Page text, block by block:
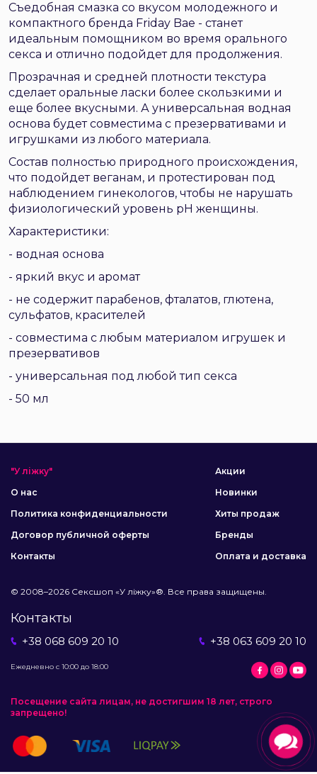
Съедобная смазка со вкусом молодежного и
компактного бренда Friday Bae - станет
идеальным помощником во время орального
секса и отлично подойдет для продолжения.
Прозрачная и средней плотности текстура
сделает оральные ласки более скользкими и
еще более вкусными. А универсальная водная
основа будет совместима с презервативами и
игрушками из любого материала.
Состав полностью природного происхождения,
что подойдет веганам, и протестирован под
наблюдением гинекологов, чтобы не нарушать
физиологический уровень рН женщины.
Характеристики:
- водная основа
- яркий вкус и аромат
- не содержит парабенов, фталатов, глютена,
сульфатов, красителей
- совместима с любым материалом игрушек и
презервативов
- универсальная под любой тип секса
- 50 мл
"У ліжку"
О нас
Политика конфиденциальности
Договор публичной оферты
Контакты
Акции
Новинки
Хиты продаж
Бренды
Оплата и доставка
© 2008–2026 Сексшоп «У ліжку»®. Все права защищены.
Контакты
+38 068 609 20 10 +38 063 609 20 10
Ежедневно с 10:00 до 18:00
Посещение сайта лицам, не достигшим 18 лет, строго
запрещено!